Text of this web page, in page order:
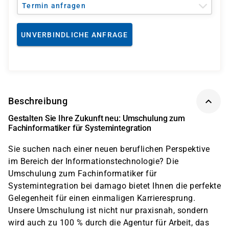
Termin anfragen
UNVERBINDLICHE ANFRAGE
Beschreibung
Gestalten Sie Ihre Zukunft neu: Umschulung zum
Fachinformatiker für Systemintegration
Sie suchen nach einer neuen beruflichen Perspektive
im Bereich der Informationstechnologie? Die
Umschulung zum Fachinformatiker für
Systemintegration bei damago bietet Ihnen die perfekte
Gelegenheit für einen einmaligen Karrieresprung.
Unsere Umschulung ist nicht nur praxisnah, sondern
wird auch zu 100 % durch die Agentur für Arbeit, das